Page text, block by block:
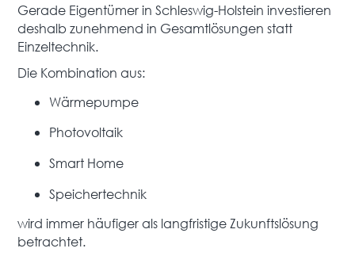
Gerade Eigentümer in Schleswig-Holstein investieren
deshalb zunehmend in Gesamtlösungen statt
Einzeltechnik.
Die Kombination aus:
Wärmepumpe
Photovoltaik
Smart Home
Speichertechnik
wird immer häufiger als langfristige Zukunftslösung
betrachtet.